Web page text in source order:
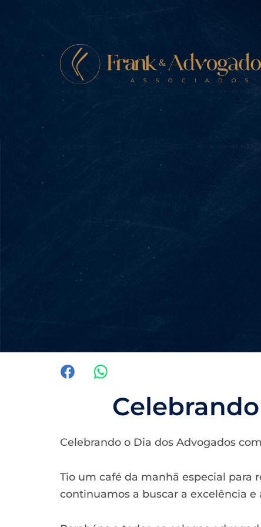
Celebrando o Dia dos Advogados
Tio um café da manhã especial para
continuamos a buscar a excelência e